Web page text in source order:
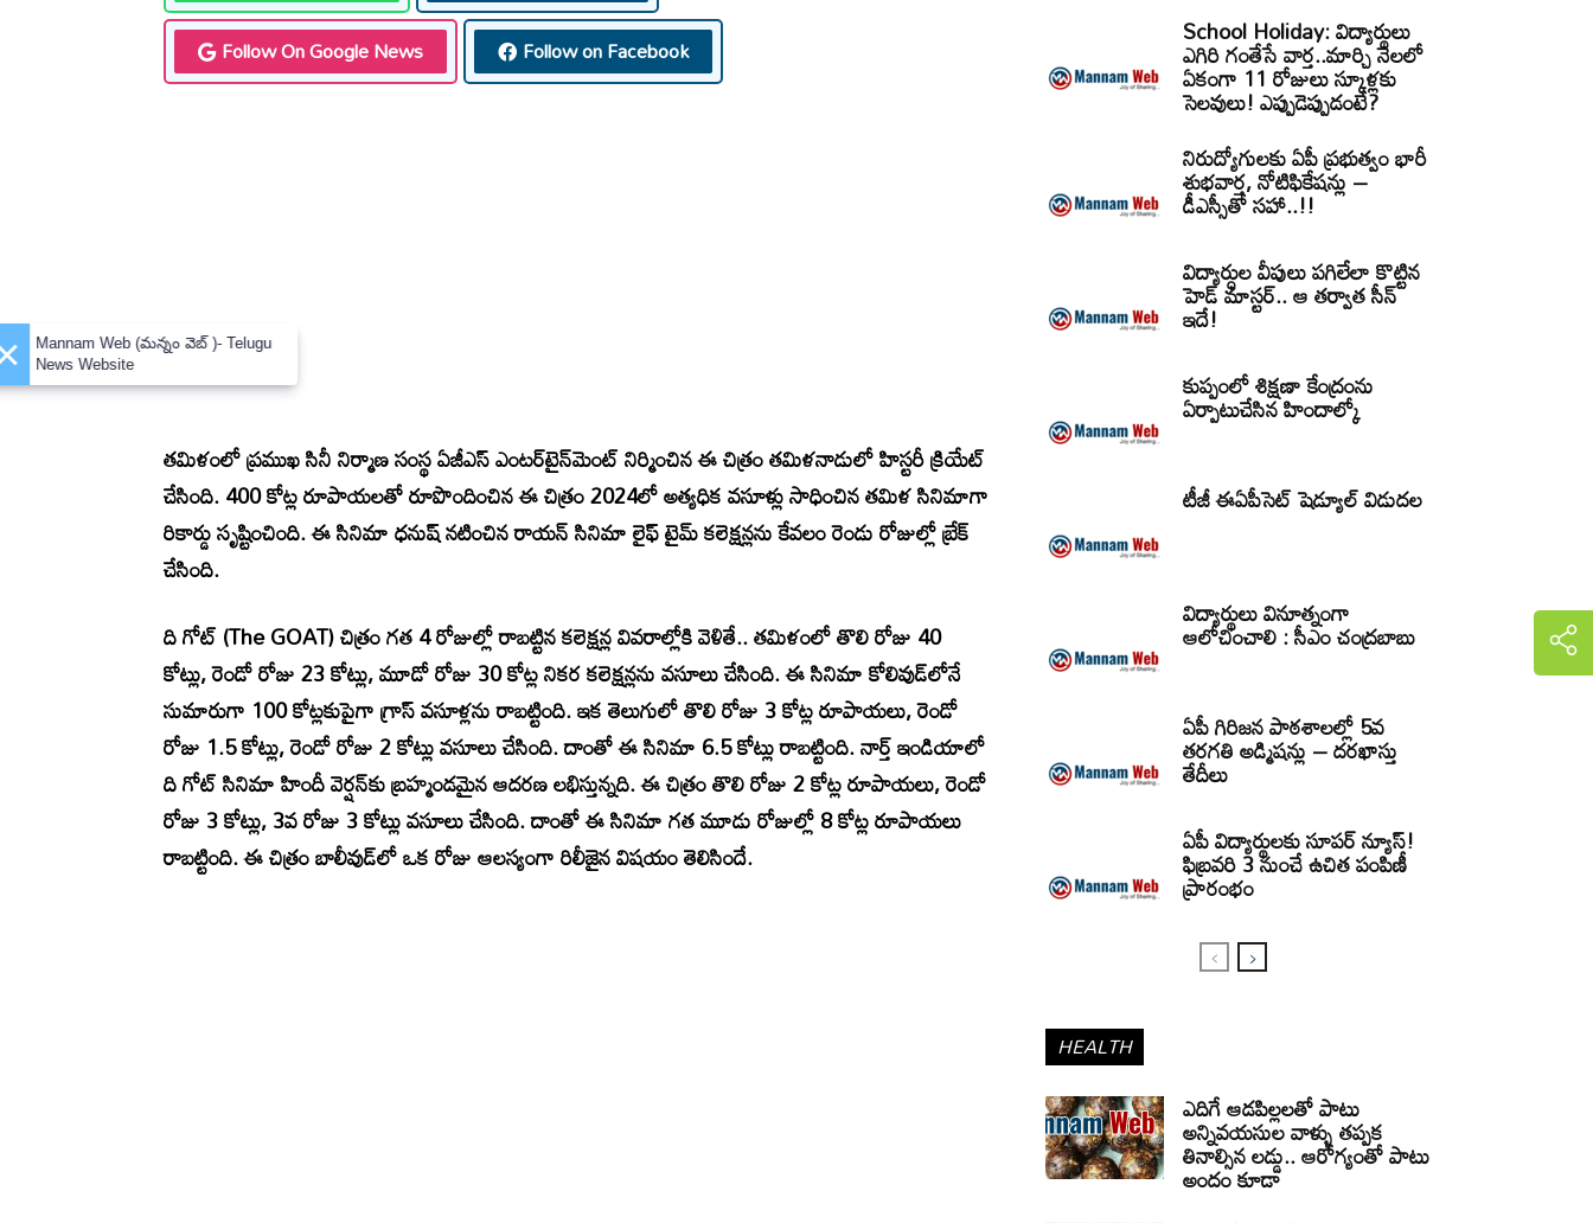
Follow On Google News
Follow on Facebook
తమిళంలో ప్రముఖ సినీ నిర్మాణ సంస్థ ఏజీఎస్ ఎంటర్‌టైన్‌మెంట్ నిర్మించిన ఈ చిత్రం తమిళనాడులో హిస్టరీ క్రియేట్
చేసింది. 400 కోట్ల రూపాయలతో రూపొందించిన ఈ చిత్రం 2024లో అత్యధిక వసూళ్లు సాధించిన తమిళ సినిమాగా
రికార్డు సృష్టించింది. ఈ సినిమా ధనుష్ నటించిన రాయన్ సినిమా లైఫ్ టైమ్ కలెక్షన్లను కేవలం రెండు రోజుల్లో బ్రేక్
చేసింది.
ది గోట్ (The GOAT) చిత్రం గత 4 రోజుల్లో రాబట్టిన కలెక్షన్ల వివరాల్లోకి వెళితే.. తమిళంలో తొలి రోజు 40
కోట్లు, రెండో రోజు 23 కోట్లు, మూడో రోజు 30 కోట్ల నికర కలెక్షన్లను వసూలు చేసింది. ఈ సినిమా కోలివుడ్‌లోనే
సుమారుగా 100 కోట్లకుపైగా గ్రాస్ వసూళ్లను రాబట్టింది. ఇక తెలుగులో తొలి రోజు 3 కోట్ల రూపాయలు, రెండో
రోజు 1.5 కోట్లు, రెండో రోజు 2 కోట్లు వసూలు చేసింది. దాంతో ఈ సినిమా 6.5 కోట్లు రాబట్టింది. నార్త్ ఇండియాలో
ది గోట్ సినిమా హిందీ వెర్షన్‌కు బ్రహ్మండమైన ఆదరణ లభిస్తున్నది. ఈ చిత్రం తొలి రోజు 2 కోట్ల రూపాయలు, రెండో
రోజు 3 కోట్లు, 3వ రోజు 3 కోట్లు వసూలు చేసింది. దాంతో ఈ సినిమా గత మూడు రోజుల్లో 8 కోట్ల రూపాయలు
రాబట్టింది. ఈ చిత్రం బాలీవుడ్‌లో ఒక రోజు ఆలస్యంగా రిలీజైన విషయం తెలిసిందే.
School Holiday: విద్యార్థులు
ఎగిరి గంతేసే వార్త..మార్చి నెలలో
ఏకంగా 11 రోజులు స్కూళ్లకు
సెలవులు! ఎప్పుడెప్పుడంటే?
నిరుద్యోగులకు ఏపీ ప్రభుత్వం భారీ
శుభవార్త, నోటిఫికేషన్లు –
డీఎస్సీతో సహా..!!
విద్యార్ధుల వీపులు పగిలేలా కొట్టిన
హెడ్ మాస్టర్.. ఆ తర్వాత సీన్‌
ఇదే!
కుప్పంలో శిక్షణా కేంద్రంను
ఏర్పాటుచేసిన హిందాల్కో
టీజీ ఈఏపీసెట్‌ షెడ్యూల్‌ విడుదల
విద్యార్థులు వినూత్నంగా
ఆలోచించాలి : సీఎం చంద్రబాబు
ఏపీ గిరిజన పాఠశాలల్లో 5వ
తరగతి అడ్మిషన్లు – దరఖాస్తు
తేదీలు
ఏపీ విద్యార్థులకు సూపర్ న్యూస్!
ఫిబ్రవరి 3 నుంచే ఉచిత పంపిణీ
ప్రారంభం
HEALTH
ఎదిగే ఆడపిల్లలతో పాటు
అన్నివయసుల వాళ్ళు తప్పక
తినాల్సిన లడ్డు.. ఆరోగ్యంతో పాటు
అందం కూడా
×
Mannam Web (మన్నం వెబ్ )- Telugu
News Website